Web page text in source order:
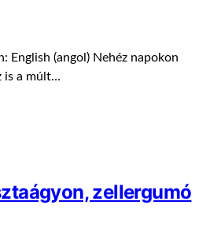
English (angol) Nehéz napokon
is a múlt…
zellergumó